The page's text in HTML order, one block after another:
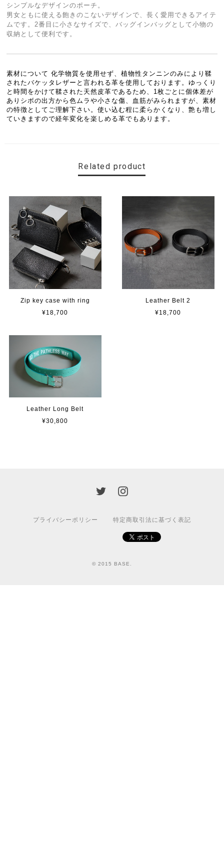
シンプルなデザインのポーチ。
男女ともに使える飽きのこないデザインで、長く愛用できるアイテ
ムです。2番目に小さなサイズで、バッグインバッグとして小物の
収納として便利です。
素材について 化学物質を使用せず、植物性タンニンのみにより鞣
されたバケッタレザーと言われる革を使用しております。ゆっくり
と時間をかけて鞣された天然皮革であるため、1枚ごとに個体差が
ありシボの出方から色ムラや小さな傷、血筋がみられますが、素材
の特徴としてご理解下さい。使い込む程に柔らかくなり、艶も増し
ていきますので経年変化を楽しめる革でもあります。
Related product
Zip key case with ring
¥18,700
Leather Belt 2
¥18,700
Leather Long Belt
¥30,800
プライバシーポリシー 特定商取引法に基づく表記
© 2015 BASE.